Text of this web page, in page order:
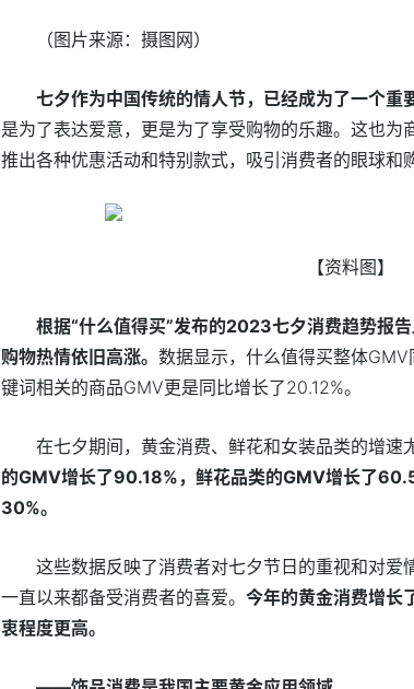
（图片来源：摄图网）
七夕作为中国传统的情人节，已经成为了一个重
是为了表达爱意，更是为了享受购物的乐趣。这也为
推出各种优惠活动和特别款式，吸引消费者的眼球和
【资料图】
根据“什么值得买”发布的2023七夕消费趋势报
购物热情依旧高涨。 数据显示，什么值得买整体
键词相关的商品GMV更是同比增长了20.12%。
在七夕期间，黄金消费、鲜花和女装品类的增速
的GMV增长了90.18%，鲜花品类的GMV增长了
30%。
这些数据反映了消费者对七夕节日的重视和对爱
一直以来都备受消费者的喜爱。 今年的黄金消费增长
衷程度更高。